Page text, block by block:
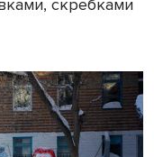
скребками